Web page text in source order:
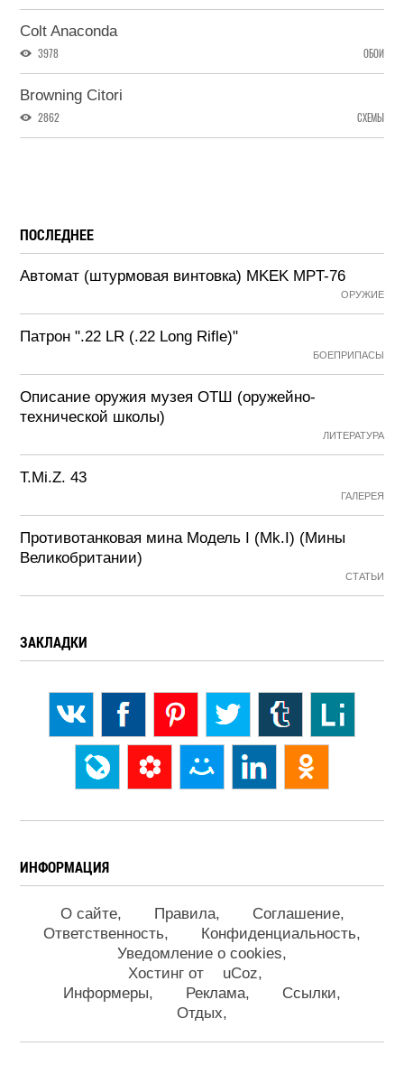
Colt Anaconda
3978 ОБОИ
Browning Citori
2862 СХЕМЫ
ПОСЛЕДНЕЕ
Автомат (штурмовая винтовка) MKEK MPT-76
ОРУЖИЕ
Патрон ".22 LR (.22 Long Rifle)"
БОЕПРИПАСЫ
Описание оружия музея ОТШ (оружейно-
технической школы)
ЛИТЕРАТУРА
T.Mi.Z. 43
ГАЛЕРЕЯ
Противотанковая мина Модель I (Mk.I) (Мины
Великобритании)
СТАТЬИ
ЗАКЛАДКИ
ИНФОРМАЦИЯ
О сайте Правила
Соглашение
Ответственность
Конфиденциальность
Уведомление о cookies
Хостинг от
uCoz
Информеры
Реклама
Ссылки
Отдых